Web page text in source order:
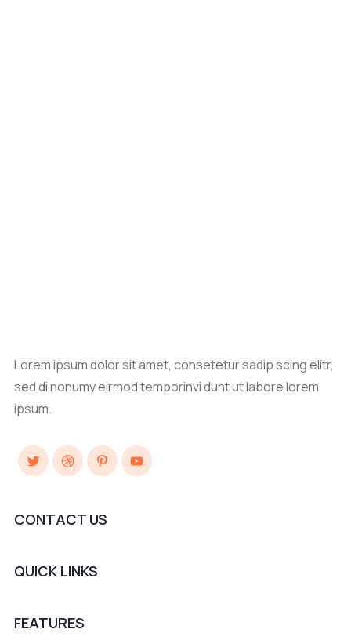
Lorem ipsum dolor sit amet, consetetur sadip scing elitr,
sed di nonumy eirmod temporinvi dunt ut labore lorem
ipsum.
TwitterDribbblePinterestYouTube
CONTACT US
QUICK LINKS
FEATURES